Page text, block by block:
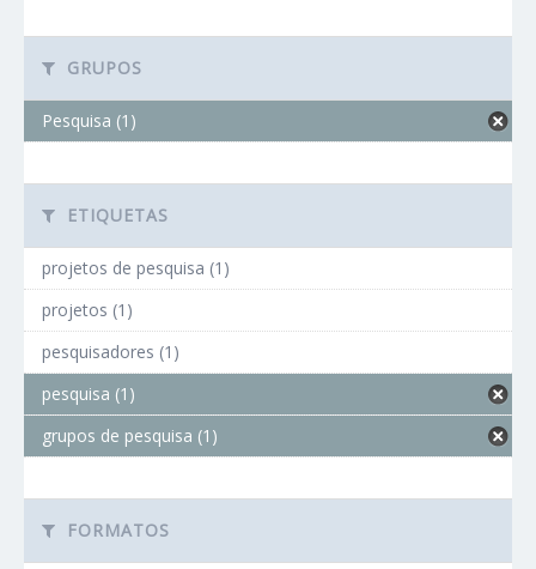
GRUPOS
Pesquisa (1)
ETIQUETAS
projetos de pesquisa (1)
projetos (1)
pesquisadores (1)
pesquisa (1)
grupos de pesquisa (1)
FORMATOS